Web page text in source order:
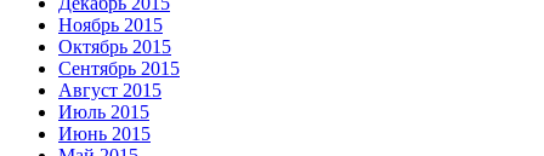
Ноябрь 2015
Октябрь 2015
Сентябрь 2015
Август 2015
Июль 2015
Июнь 2015